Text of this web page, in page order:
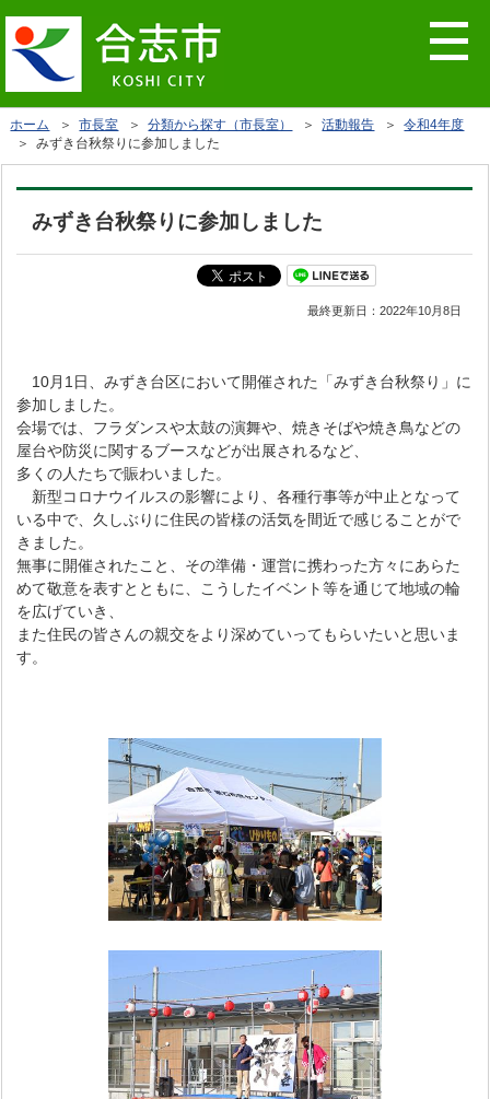
ホーム ＞市長室 ＞分類から探す（市長室） ＞活動報告 ＞令和4年度
＞ みずき台秋祭りに参加しました
みずき台秋祭りに参加しました
最終更新日：2022年10月8日
10月1日、みずき台区において開催された「みずき台秋祭り」に
参加しました。
会場では、フラダンスや太鼓の演舞や、焼きそばや焼き鳥などの
屋台や防災に関するブースなどが出展されるなど、
多くの人たちで賑わいました。
新型コロナウイルスの影響により、各種行事等が中止となって
いる中で、久しぶりに住民の皆様の活気を間近で感じることがで
きました。
無事に開催されたこと、その準備・運営に携わった方々にあらた
めて敬意を表すとともに、こうしたイベント等を通じて地域の輪
を広げていき、
また住民の皆さんの親交をより深めていってもらいたいと思いま
す。